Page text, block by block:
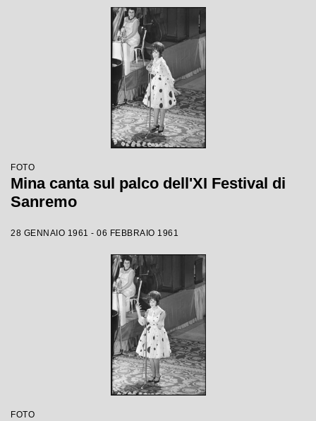
FOTO
Mina canta sul palco dell'XI Festival di
Sanremo
28 GENNAIO 1961 - 06 FEBBRAIO 1961
FOTO